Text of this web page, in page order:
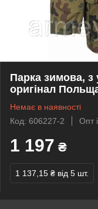
Парка зимова,
оригінал
Немає в наявності
Код: 606227-2
Опт
1 197 ₴
1 137,15 ₴ від 5 шт.